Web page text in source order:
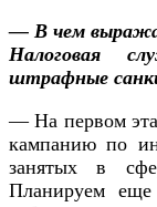
— В чем
Налоговая
штрафные
— На первом
кампанию по
занятых в
Планируем еще